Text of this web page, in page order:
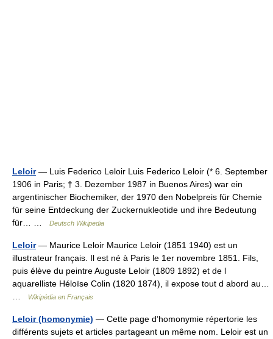
Leloir— Luis Federico Leloir Luis Federico Leloir (* 6. September
1906 in Paris; † 3. Dezember 1987 in Buenos Aires) war ein
argentinischer Biochemiker, der 1970 den Nobelpreis für Chemie
für seine Entdeckung der Zuckernukleotide und ihre Bedeutung
für… …
Deutsch Wikipedia
Leloir— Maurice Leloir Maurice Leloir (1851 1940) est un
illustrateur français. Il est né à Paris le 1er novembre 1851. Fils,
puis élève du peintre Auguste Leloir (1809 1892) et de l
aquarelliste Héloïse Colin (1820 1874), il expose tout d abord au…
Wikipédia en Français
Leloir (homonymie) — Cette page d’homonymie répertorie les
différents sujets et articles partageant un même nom. Leloir est un